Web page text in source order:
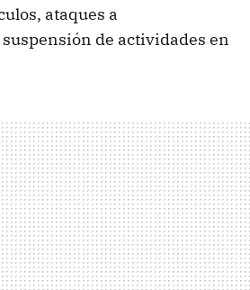
ataques a
de actividades en